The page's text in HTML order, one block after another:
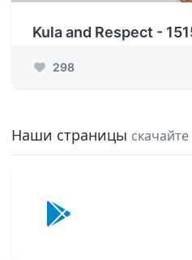
Kula and Respect -
298
Наши страницы